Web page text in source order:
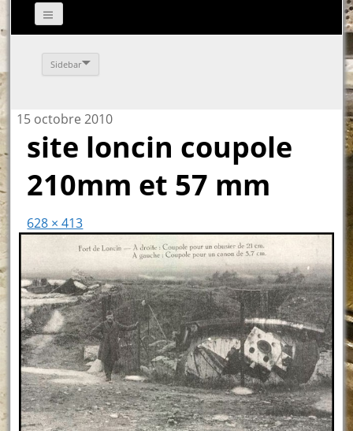
Sidebar
15 octobre 2010
site loncin coupole
210mm et 57 mm
628 × 413